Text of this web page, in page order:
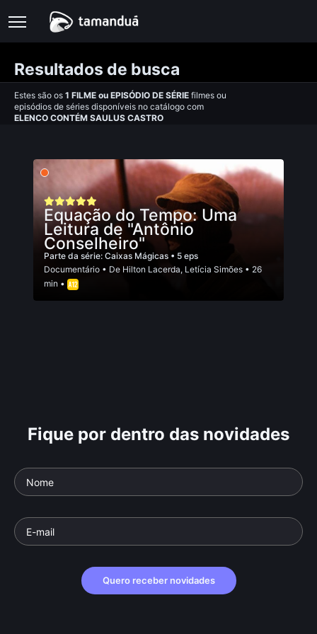
Resultados de busca
Estes são os 1 FILME ou EPISÓDIO DE SÉRIE filmes ou
episódios de séries disponíveis no catálogo com
ELENCO CONTÉM SAULUS CASTRO
Equação do Tempo: Uma
Leitura de "Antônio
Conselheiro"
Parte da série: Caixas Mágicas • 5 eps
Documentário • De Hilton Lacerda, Letí­cia Simões • 26
min •
Fique por dentro das novidades
Quero receber novidades